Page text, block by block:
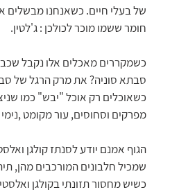
של בעלי חיים. כשאנחנו מבשלים
חומר ששמו מוכר לכולכן : ג'לטין.
כשמקררים מאכלים אלו נקבל
סבתא סוניה? את מרק הרגל של
כשאוכלים רק אוכל "יבש" כמו
מפרקים וסחוסים, עור מקומט
הגוף אמנם יודע לסנתז קולגן
שמכיל חלבונים המורכבים מהן,
כשיש מחסור תזונתי בקולגן